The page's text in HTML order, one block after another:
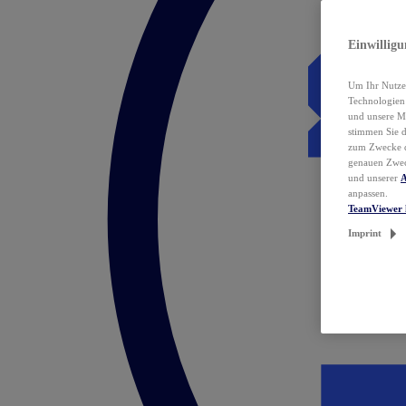
Um Ihr
und unsere
stimmen Sie
zum Zwecke
genauen
und unserer
anpassen.
TeamViewer
Imprint